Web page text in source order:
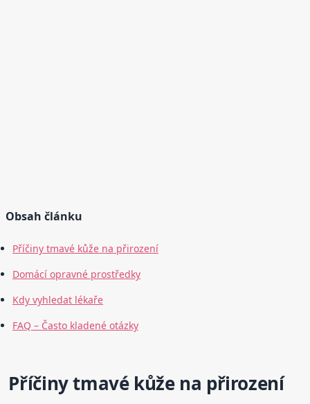
Obsah článku
Příčiny tmavé kůže na přirození
Domácí opravné prostředky
Kdy vyhledat lékaře
FAQ – Často kladené otázky
Příčiny tmavé kůže na přirození